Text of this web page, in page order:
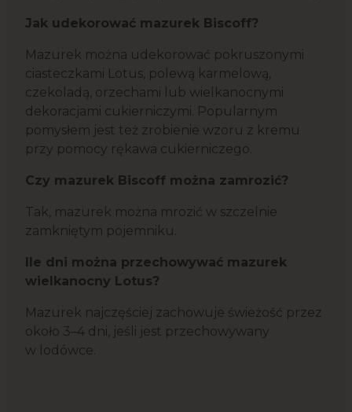
Jak udekorować mazurek Biscoff?
Mazurek można udekorować pokruszonymi
ciasteczkami Lotus, polewą karmelową,
czekoladą, orzechami lub wielkanocnymi
dekoracjami cukierniczymi. Popularnym
pomysłem jest też zrobienie wzoru z kremu
przy pomocy rękawa cukierniczego.
Czy mazurek Biscoff można zamrozić?
Tak, mazurek można mrozić w szczelnie
zamkniętym pojemniku.
Ile dni można przechowywać mazurek
wielkanocny Lotus?
Mazurek najczęściej zachowuje świeżość przez
około 3–4 dni, jeśli jest przechowywany
w lodówce.